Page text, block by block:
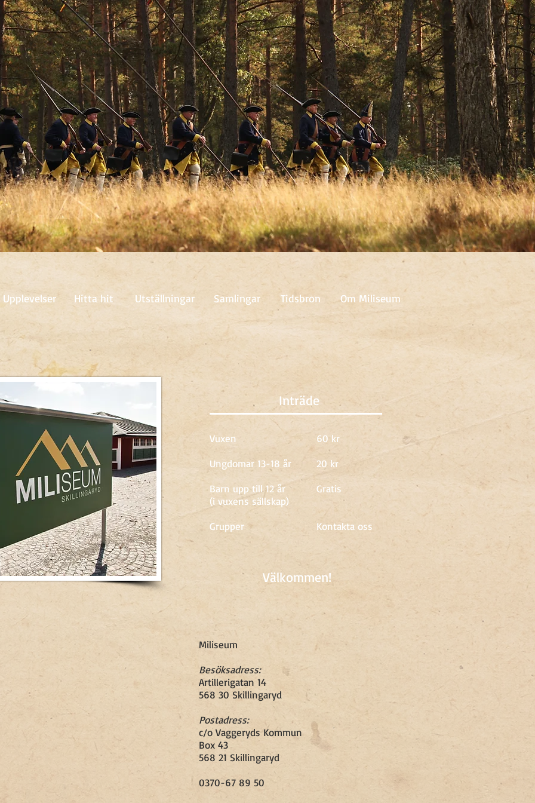
Upplevelser Hitta hit Utställningar Samlingar Tidsbron Om Miliseum
Inträde
Vuxen
Ungdomar 13-18 år
Barn upp till 12 år
(i vuxens sällskap)
Grupper
60 kr
20 kr
Gratis
Kontakta oss
Välkommen!
Miliseum
Besöksadress:
Artillerigatan 14
568 30 Skillingaryd
Postadress:
c/o Vaggeryds Kommun
Box 43
568 21 Skillingaryd
0370-67 89 50